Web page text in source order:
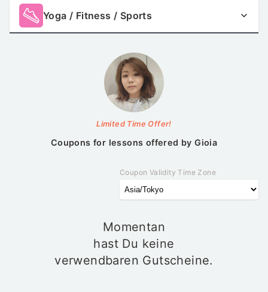
Yoga / Fitness / Sports
Limited Time Offer!
Coupons for lessons offered byGioia
Coupon Validity Time Zone
Momentan
hast Du keine
verwendbaren Gutscheine.